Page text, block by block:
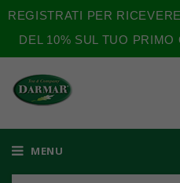
REGISTRATI PER
DEL 10% SUL TUO PRIMO
MENU